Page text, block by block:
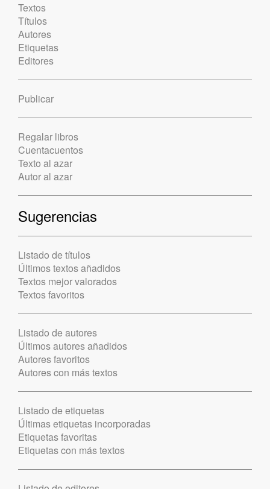
Textos
Títulos
Autores
Etiquetas
Editores
Publicar
Regalar libros
Cuentacuentos
Texto al azar
Autor al azar
Sugerencias
Listado de títulos
Últimos textos añadidos
Textos mejor valorados
Textos favoritos
Listado de autores
Últimos autores añadidos
Autores favoritos
Autores con más textos
Listado de etiquetas
Últimas etiquetas incorporadas
Etiquetas favoritas
Etiquetas con más textos